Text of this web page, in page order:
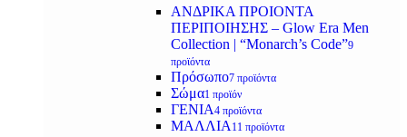
ΑΝΔΡΙΚΑ ΠΡΟΙΟΝΤΑ
ΠΕΡΙΠΟΙΗΣΗΣ – Glow Era Men
Collection | “Monarch’s Code”9
προϊόντα
Πρόσωπο7 προϊόντα
Σώμα1 προϊόν
ΓΕΝΙΑ4 προϊόντα
ΜΑΛΛΙΑ 11 προϊόντα